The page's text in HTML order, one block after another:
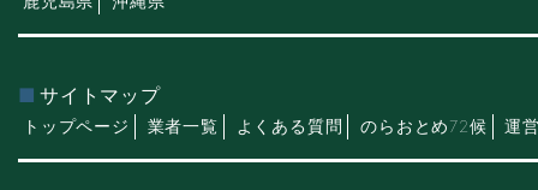
サイトマップ
トップページ 業者一覧 よくある質問 のらおとめ72候 運